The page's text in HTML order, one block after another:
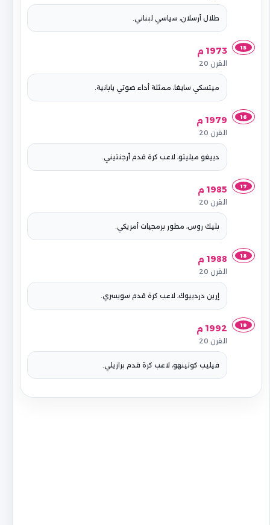
طلال أرسلان، سياسي لبناني.
15 1973 م
القرن 20
ميتسكي سايغا، ممثلة أداء صوتي يابانية.
16 1979 م
القرن 20
دييغو ميليتو، لاعب كرة قدم أرجنتيني.
17 1985 م
القرن 20
بليك روس، مطور برمجيات أمريكي.
18 1988 م
القرن 20
إرين دردييوك، لاعب كرة قدم سويسري.
19 1992 م
القرن 20
فيليب كوتينهو، لاعب كرة قدم برازيلي.